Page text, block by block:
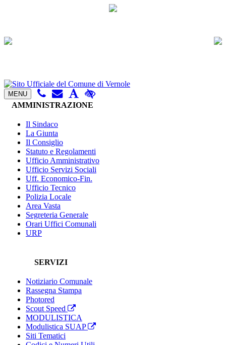
MENU
AMMINISTRAZIONE
Il Sindaco
La Giunta
Il Consiglio
Statuto e Regolamenti
Ufficio Amministrativo
Ufficio Servizi Sociali
Uff. Economico-Fin.
Ufficio Tecnico
Polizia Locale
Area Vasta
Segreteria Generale
Orari Uffici Comunali
URP
SERVIZI
Notiziario Comunale
Rassegna Stampa
Photored
Scout Speed
MODULISTICA
Modulistica SUAP
Siti Tematici